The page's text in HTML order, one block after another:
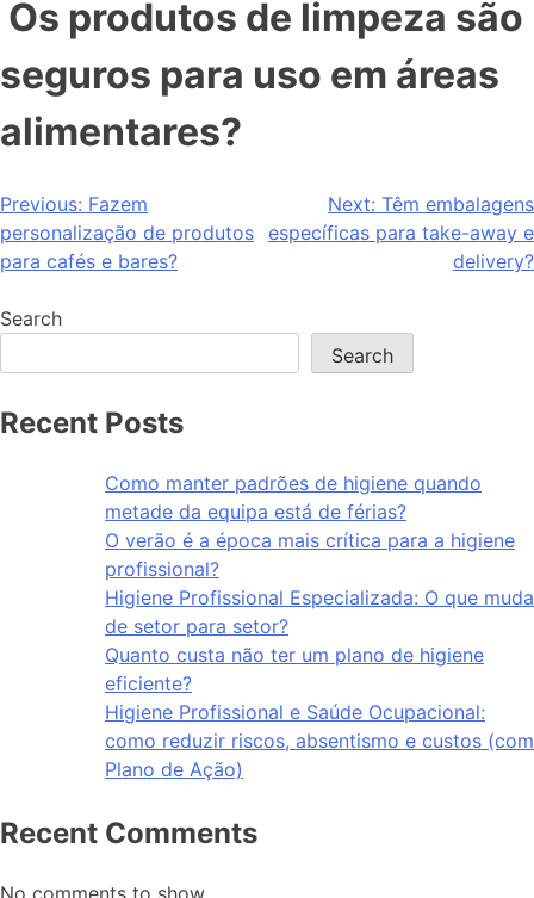
Os produtos de limpeza são
seguros para uso em áreas
alimentares?
Previous: Fazem
personalização de produtos
para cafés e bares?
Next: Têm embalagens
específicas para take-away e
delivery?
Search
Search
Recent Posts
Como manter padrões de higiene quando
metade da equipa está de férias?
O verão é a época mais crítica para a higiene
profissional?
Higiene Profissional Especializada: O que muda
de setor para setor?
Quanto custa não ter um plano de higiene
eficiente?
Higiene Profissional e Saúde Ocupacional:
como reduzir riscos, absentismo e custos (com
Plano de Ação)
Recent Comments